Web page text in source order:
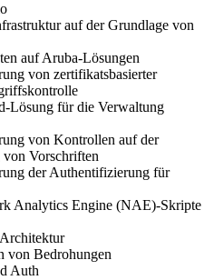
auf der Grundlage von
auf Aruba-Lösungen
von zertifikatsbasierter
Lösung für die Verwaltung
von Kontrollen auf der
Vorschriften
der Authentifizierung für
Analytics Engine (NAE)-Skripte
von Bedrohungen
Auth